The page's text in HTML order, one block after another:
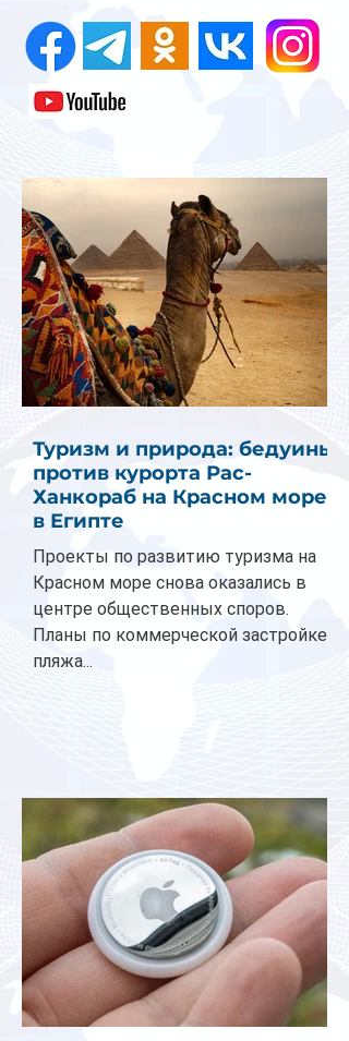
Туризм и природа: бедуины
против курорта Рас-
Ханкораб на Красном море
в Египте
Проекты по развитию туризма на
Красном море снова оказались в
центре общественных споров.
Планы по коммерческой застройке
пляжа...